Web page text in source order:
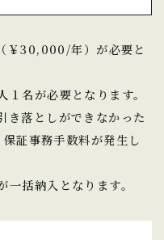
￥30,000/年）が必要と
名が必要となります。
落としができなかった
証事務手数料が発生し
括納入となります。